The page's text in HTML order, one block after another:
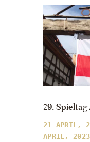
29.
21 APRIL,
APRIL,